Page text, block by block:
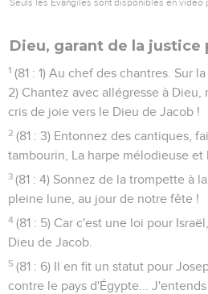
Dieu, garant de la justice
1 (81 : 1) Au chef des chantres. Sur
2) Chantez avec allégresse à Dieu,
cris de joie vers le Dieu de Jacob !
2 (81 : 3) Entonnez des cantiques,
tambourin, La harpe mélodieuse et
3 (81 : 4) Sonnez de la trompette à
pleine lune, au jour de notre fête !
4 (81 : 5) Car c'est une loi pour
Dieu de Jacob.
5 (81 : 6) Il en fit un statut pour
contre le pays d'Égypte...